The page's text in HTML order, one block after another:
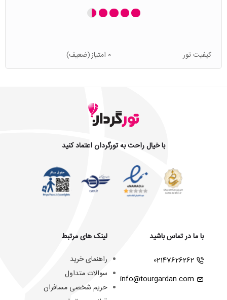
کیفیت تور 0 امتیاز (ضعیف)
با خیال راحت به تورگردان اعتماد کنید
با ما در تماس باشید
02147626262
info@tourgardan.com
لینک های مرتبط
راهنمای خرید
سوالات متداول
حریم شخصی مسافران